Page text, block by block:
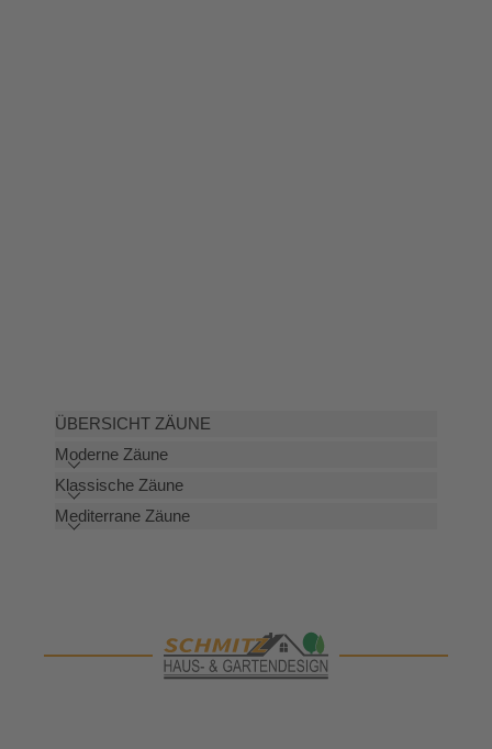
ÜBERSICHT ZÄUNE
Moderne Zäune
Klassische Zäune
Mediterrane Zäune